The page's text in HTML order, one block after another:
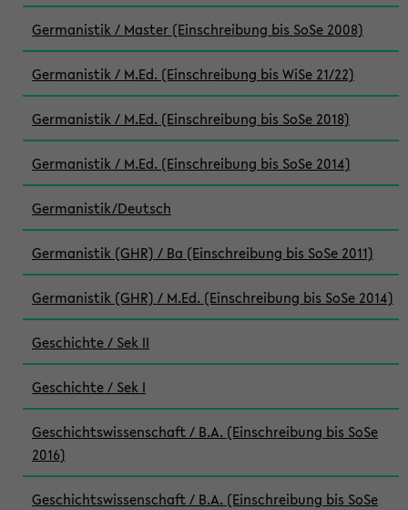
Germanistik / Master (Einschreibung bis SoSe 2008)
Germanistik / M.Ed. (Einschreibung bis WiSe 21/22)
Germanistik / M.Ed. (Einschreibung bis SoSe 2018)
Germanistik / M.Ed. (Einschreibung bis SoSe 2014)
Germanistik/Deutsch
Germanistik (GHR) / Ba (Einschreibung bis SoSe 2011)
Germanistik (GHR) / M.Ed. (Einschreibung bis SoSe 2014)
Geschichte / Sek II
Geschichte / Sek I
Geschichtswissenschaft / B.A. (Einschreibung bis SoSe
2016)
Geschichtswissenschaft / B.A. (Einschreibung bis SoSe